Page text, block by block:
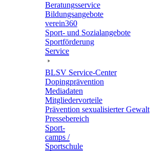
Bera­tungs­ser­vice
Bildungs­an­ge­bote
verein360
Sport- und Sozialangebote
Sport­för­de­rung
Service
BLSV Service-Center
Doping­prä­ven­tion
Media­da­ten
Mitglie­der­vor­teile
Präven­tion sexua­li­sier­ter Gewalt
Pres­se­be­reich
Sport­
camps /
Sportschule